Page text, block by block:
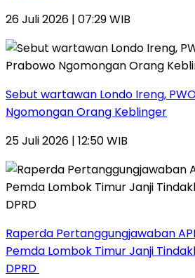
26 Juli 2026 | 07:29 WIB
Sebut wartawan Londo Ireng,
Ngomongan Orang Keblinger
25 Juli 2026 | 12:50 WIB
Raperda Pertanggungjawaban
Pemda Lombok Timur Janji
DPRD